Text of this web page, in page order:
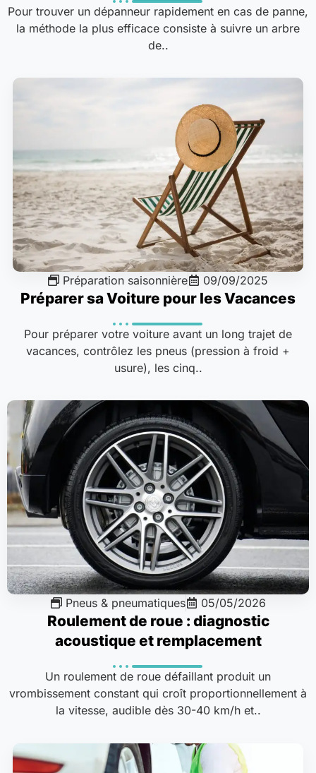
Pour trouver un dépanneur rapidement en cas de panne,
la méthode la plus efficace consiste à suivre un arbre
de..
Préparation saisonnière 09/09/2025
Préparer sa Voiture pour les Vacances
Pour préparer votre voiture avant un long trajet de
vacances, contrôlez les pneus (pression à froid +
usure), les cinq..
Pneus & pneumatiques 05/05/2026
Roulement de roue : diagnostic
acoustique et remplacement
Un roulement de roue défaillant produit un
vrombissement constant qui croît proportionnellement à
la vitesse, audible dès 30-40 km/h et..